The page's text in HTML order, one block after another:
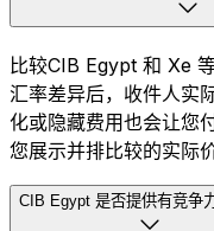
比较CIB Egypt 和 Xe
汇率差异后，收件人实
化或隐藏费用也会让您
您展示并排比较的实际价
CIB Egypt 是否提供有竞争